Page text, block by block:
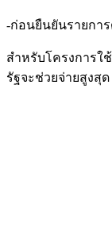
-ก่อนยืนยันรายกา
สำหรับโครงการใ
รัฐจะช่วยจ่ายสูงสุ